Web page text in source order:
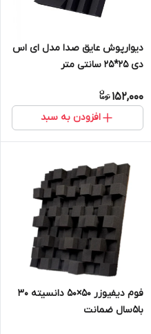
دیوارپوش عایق صدا مدل ای اس
دی 25*25 سانتی متر
152,000
افزودن به سبد
فوم دیفیوزر 50×50 دانسیته 30
با۵سال ضمانت